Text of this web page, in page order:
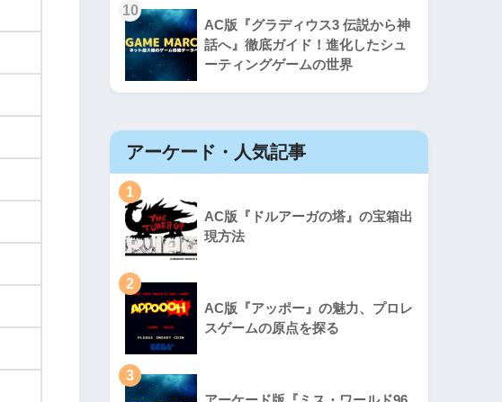
10
AC版『グラディウス3 伝説から神
話へ』徹底ガイド！進化したシュ
ーティングゲームの世界
アーケード・人気記事
1
AC版『ドルアーガの塔』の宝箱出
現方法
2
AC版『アッポー』の魅力、プロレ
スゲームの原点を探る
3